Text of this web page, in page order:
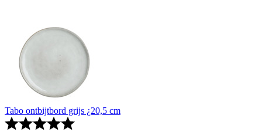
Tabo ontbijtbord grijs ¿20,5 cm